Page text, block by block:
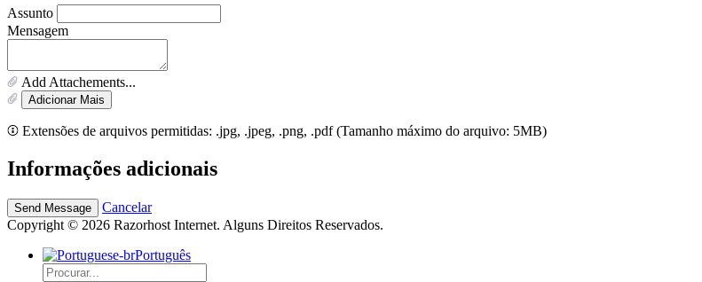
Assunto
Mensagem
Add Attachements...
Adicionar Mais
Extensões de arquivos permitidas: .jpg, .jpeg, .png, .pdf (Tamanho máximo do arquivo: 5MB)
Informações adicionais
Cancelar
Copyright © 2026 Razorhost Internet. Alguns Direitos Reservados.
Português